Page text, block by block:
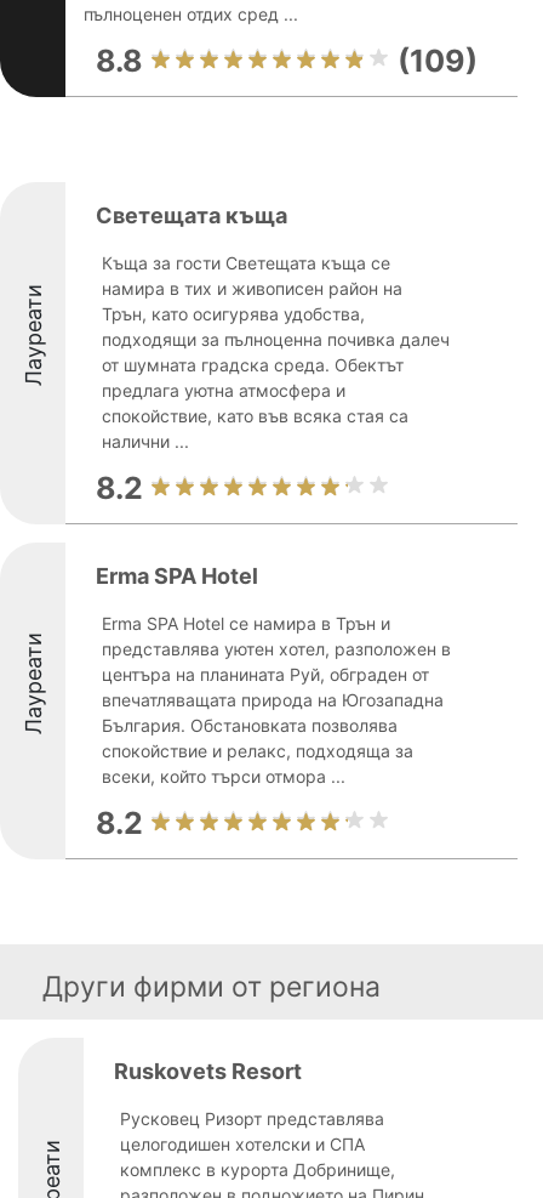
пълноценен отдих сред ...
8.8 (109)
Лауреати
Светещата къща
Къща за гости Светещата къща се
намира в тих и живописен район на
Трън, като осигурява удобства,
подходящи за пълноценна почивка далеч
от шумната градска среда. Обектът
предлага уютна атмосфера и
спокойствие, като във всяка стая са
налични ...
8.2
Лауреати
Erma SPA Hotel
Erma SPA Hotel се намира в Трън и
представлява уютен хотел, разположен в
центъра на планината Руй, обграден от
впечатляващата природа на Югозападна
България. Обстановката позволява
спокойствие и релакс, подходяща за
всеки, който търси отмора ...
8.2
Други фирми от региона
Ruskovets Resort
Русковец Ризорт представлява
целогодишен хотелски и СПА
комплекс в курорта Добринище,